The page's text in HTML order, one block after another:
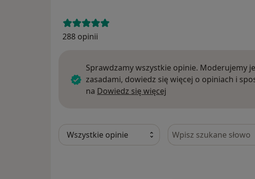
288 opinii
Sprawdzamy wszystkie opinie. Moderujemy
zasadami, dowiedz się więcej o opiniach i
na Dowiedz się więcej
Szukaj w opiniach